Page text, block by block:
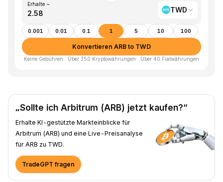
Erhalte ~
TWD
0.001 0.01 0.1 1 5 10 100
Konvertieren ARB to TWD
Keine Gebühren · Über 350 Kryptowährungen · Über 40 Fiatwährungen
„Sollte ich Arbitrum (ARB) jetzt kaufen?“
Erhalte KI-gestützte Markteinblicke für
Arbitrum (ARB) und eine Live-Preisanalyse
für ARB zu TWD.
TradeGPT fragen